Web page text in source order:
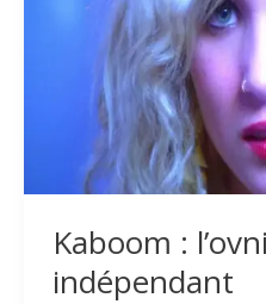
Kaboom :
indépendant